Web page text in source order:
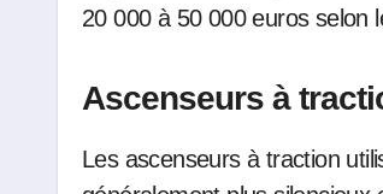
20 000 à 50 000 euros selon
Ascenseurs à
Les ascenseurs à traction